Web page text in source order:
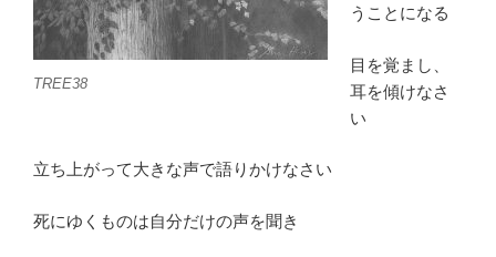
TREE38
うことになる
目を覚まし、
耳を傾けなさ
い
立ち上がって大きな声で語りかけなさい
死にゆくものは自分だけの声を聞き